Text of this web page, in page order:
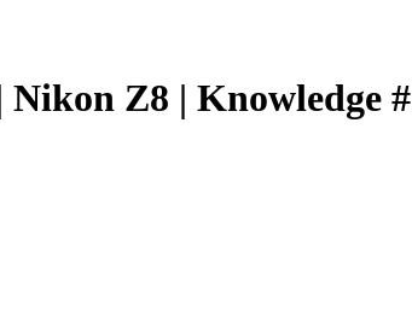
Z8 | Knowledge